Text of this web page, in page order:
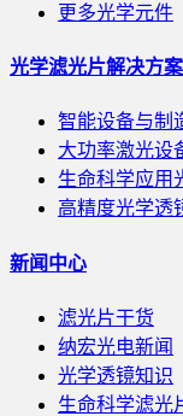
更多光学元件
光学滤光片解决方案
智能设备与制
大功率激光设
生命科学应用
高精度光学透
新闻中心
滤光片干货
纳宏光电新闻
光学透镜知识
生命科学滤光